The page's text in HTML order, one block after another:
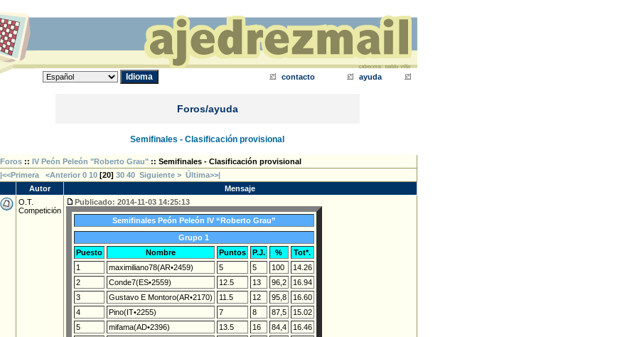
contacto ayuda
Foros/ayuda
Semifinales - Clasificación provisional
Foros:: IV Peón Peleón "Roberto Grau":: Semifinales - Clasificación provisional
|<<Primera
<Anterior 0 10[20] 30 40 Siguiente > Última>>|
Autor
Mensaje
O.T.
Competición
Publicado: 2014-11-03 14:25:13
Semifinales Peón Peleón IV “Roberto Grau”
Grupo 1
Puesto
Nombre Puntos P.J. %
Tot*.
1
maximiliano78(AR•2459) 5 5 100
14.26
2
Conde7(ES•2559) 12.5 13 96,2
16.94
3
Gustavo E Montoro(AR•2170) 11.5 12 95,8
16.60
4
Pino(IT•2255) 7 8 87,5
15.02
5
mifama(AD•2396) 13.5 16 84,4
16.46